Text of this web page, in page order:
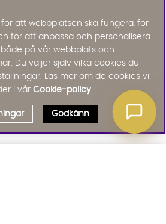
att webbplatsen ska fungera, för
för att anpassa och personalisera
på vår webbplats och
Du väljer själv vilka cookies du
Läs mer om de cookies vi
i vår Cookie-policy.
Godkänn